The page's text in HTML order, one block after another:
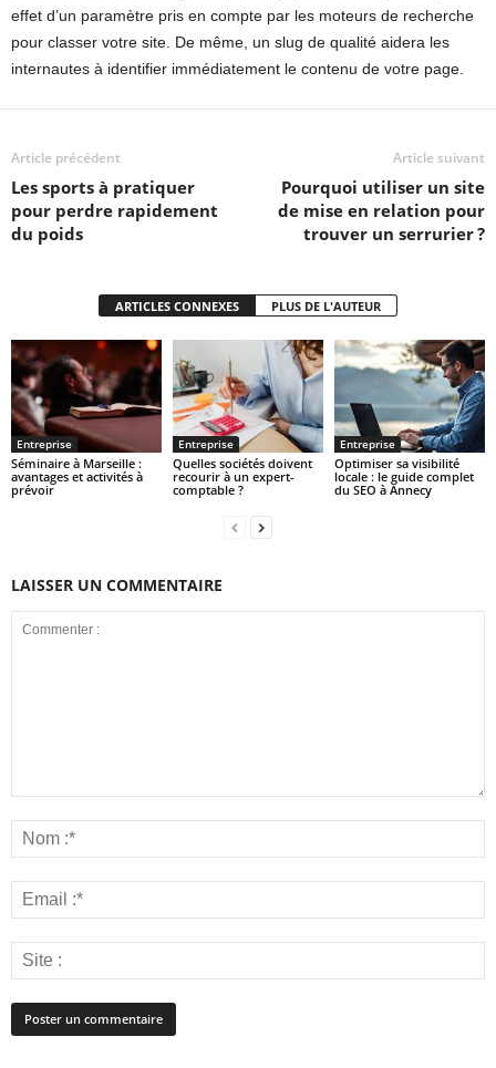
effet d’un paramètre pris en compte par les moteurs de recherche
pour classer votre site. De même, un slug de qualité aidera les
internautes à identifier immédiatement le contenu de votre page.
Article précédent
Les sports à pratiquer
pour perdre rapidement
du poids
Article suivant
Pourquoi utiliser un site
de mise en relation pour
trouver un serrurier ?
ARTICLES CONNEXES PLUS DE L'AUTEUR
Entreprise
Séminaire à Marseille :
avantages et activités à
prévoir
Entreprise
Quelles sociétés doivent
recourir à un expert-
comptable ?
Entreprise
Optimiser sa visibilité
locale : le guide complet
du SEO à Annecy
LAISSER UN COMMENTAIRE